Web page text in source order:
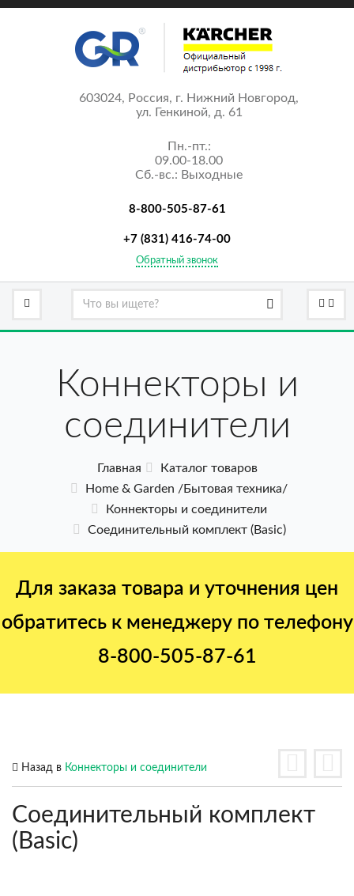
603024, Россия, г. Нижний Новгород,
ул. Генкиной, д. 61
Пн.-пт.:
09.00-18.00
Сб.-вс.: Выходные
8-800-505-87-61
+7 (831) 416-74-00
Обратный звонок
Коннекторы и
соединители
Главная
Каталог товаров
Home & Garden /Бытовая техника/
Коннекторы и соединители
Соединительный комплект (Basic)
Для заказа товара и уточнения цен
обратитесь к менеджеру по телефону
8-800-505-87-61
Назад в Коннекторы и соединители
Соединительный комплект
(Basic)